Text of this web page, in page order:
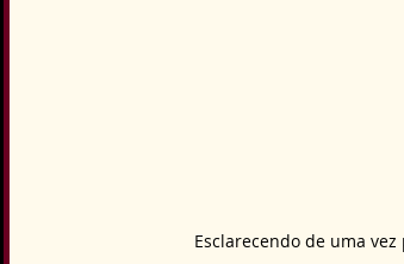
Esclarecendo de uma